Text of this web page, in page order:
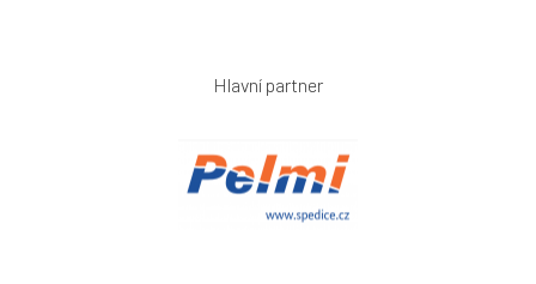
Hlavní partner